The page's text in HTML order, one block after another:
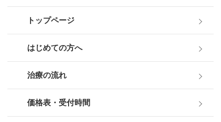
トップページ
はじめての方へ
治療の流れ
価格表・受付時間